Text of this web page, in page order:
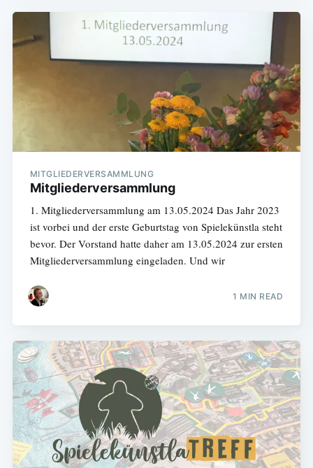
MITGLIEDERVERSAMMLUNG
Mitgliederversammlung
1. Mitgliederversammlung am 13.05.2024 Das Jahr 2023
ist vorbei und der erste Geburtstag von Spielekünstla steht
bevor. Der Vorstand hatte daher am 13.05.2024 zur ersten
Mitgliederversammlung eingeladen. Und wir
1 MIN READ